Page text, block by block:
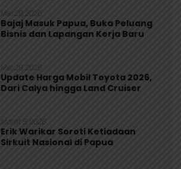
Mei 29, 2026
Bajaj Masuk Papua, Buka Peluang
Bisnis dan Lapangan Kerja Baru
Mei 29, 2026
Update Harga Mobil Toyota 2026,
Dari Calya hingga Land Cruiser
Maret 5, 2026
Erik Warikar Soroti Ketiadaan
Sirkuit Nasional di Papua